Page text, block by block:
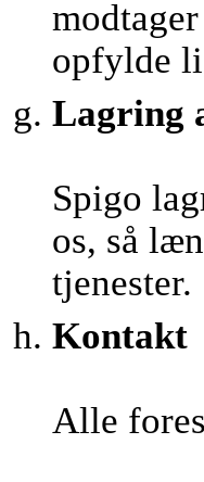
opfylde
Lagring
Spigo
os, så
tjenester.
Kontakt
Alle